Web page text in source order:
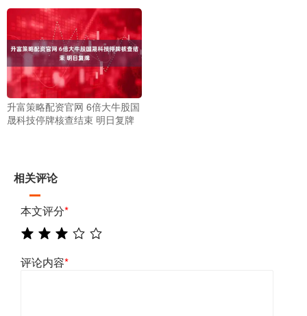
升富策略配资官网 6倍大牛股国
晟科技停牌核查结束 明日复牌
相关评论
本文评分*
评论内容*